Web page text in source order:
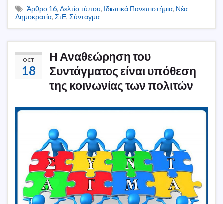
Άρθρο 16, Δελτίο τύπου, Ιδιωτικά Πανεπιστήμια, Νέα
Δημοκρατία, ΣτΕ, Σύνταγμα
OCT
18
Η Αναθεώρηση του
Συντάγματος είναι υπόθεση
της κοινωνίας των πολιτών